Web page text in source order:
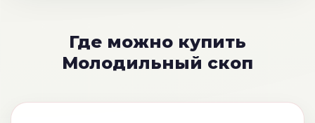
Где можно купить
Молодильный скоп